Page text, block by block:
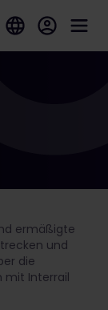
ermäßigte
und
die
mit Interrail